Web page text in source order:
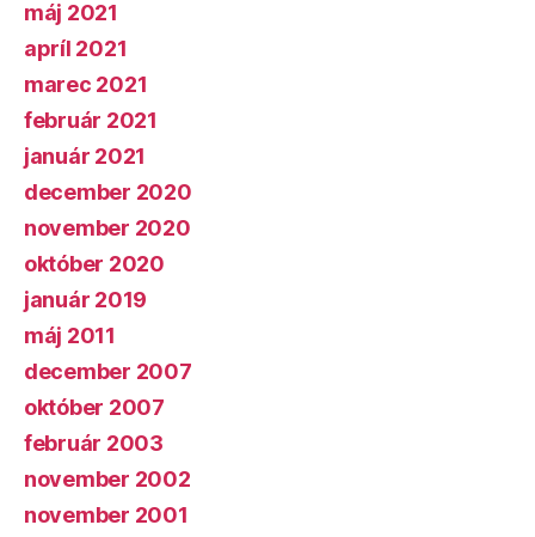
máj 2021
apríl 2021
marec 2021
február 2021
január 2021
december 2020
november 2020
október 2020
január 2019
máj 2011
december 2007
október 2007
február 2003
november 2002
november 2001